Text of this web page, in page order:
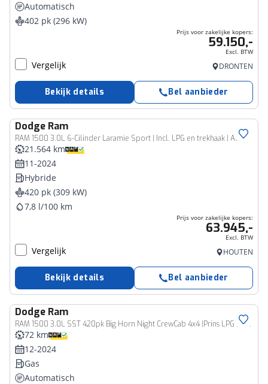
Automatisch
402 pk (296 kW)
Prijs voor zakelijke kopers:
59.150,-
Excl. BTW
Vergelijk DRONTEN
Bekijk details Bel aanbieder
Dodge Ram
RAM 1500 3.0L 6-Cilinder Laramie Sport | Incl. LPG en trekhaak | Adaptieve Cruise | Panoramadak
Bedrijfswagen
21.564 km
11-2024
Hybride
420 pk (309 kW)
7,8 l/100 km
Prijs voor zakelijke kopers:
63.945,-
Excl. BTW
Vergelijk HOUTEN
Bekijk details Bel aanbieder
Dodge Ram
RAM 1500 3.0L SST 420pk Big Horn Night CrewCab 4x4 |Prins LPG |Panoramadak |Adaptive Cruise |12" Scherm |Drive Modes
Bedrijfswagen
72 km
12-2024
Gas
Automatisch